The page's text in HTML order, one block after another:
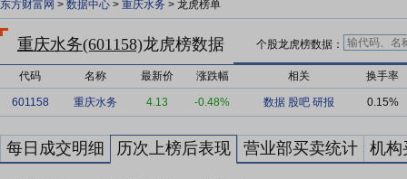
东方财富网 > 数据中心 > 重庆水务 > 龙虎榜单
重庆水务(601158)龙虎榜数据 个股龙虎榜数据：
代码 名称 最新价 涨跌幅 相关 换手率
601158 重庆水务 4.13 -0.48% 数据 股吧 研报 0.15%
每日成交明细 历次上榜后表现 营业部买卖统计 机构